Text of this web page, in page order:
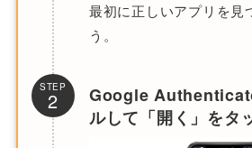
最初に正しいアプリを見
う。
STEP
2
Google
ルして「開く」をタ